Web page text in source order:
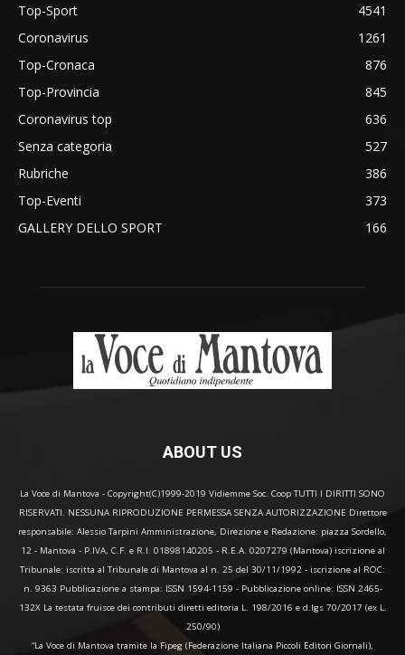
Top-Sport
4541
Coronavirus
1261
Top-Cronaca
876
Top-Provincia
845
Coronavirus top
636
Senza categoria
527
Rubriche
386
Top-Eventi
373
GALLERY DELLO SPORT
166
ABOUT US
La Voce di Mantova - Copyright(C)1999-2019 Vidiemme Soc. Coop TUTTI I DIRITTI SONO
RISERVATI. NESSUNA RIPRODUZIONE PERMESSA SENZA AUTORIZZAZIONE Direttore
responsabile: Alessio Tarpini Amministrazione, Direzione e Redazione: piazza Sordello,
12 - Mantova - P.IVA, C.F. e R.I. 01898140205 - R.E.A. 0207279 (Mantova) iscrizione al
Tribunale: iscritta al Tribunale di Mantova al n. 25 del 30/11/1992 - iscrizione al ROC:
n. 9363 Pubblicazione a stampa: ISSN 1594-1159 - Pubblicazione online: ISSN 2465-
132X La testata fruisce dei contributi diretti editoria L. 198/2016 e d.lgs 70/2017 (ex L.
250/90)
“La Voce di Mantova tramite la Fipeg (Federazione Italiana Piccoli Editori Giornali),